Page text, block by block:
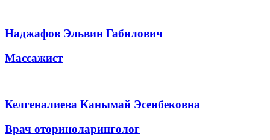
Наджафов Эльвин Габилович
Массажист
Келгеналиева Канымай Эсенбековна
Врач оториноларинголог